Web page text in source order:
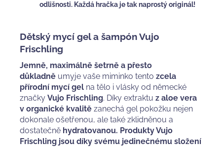
odlišnosti. Každá hračka je tak naprostý originál!
Dětský mycí gel a šampón Vujo
Frischling
Jemně, maximálně šetrně a přesto
důkladně umyje vaše miminko tento zcela
přírodní mycí gel na tělo i vlásky od německé
značky Vujo Frischling. Díky extraktu z aloe vera
v organické kvalitě zanechá gel pokožku nejen
dokonale ošetřenou, ale také zklidněnou a
dostatečně hydratovanou. Produkty Vujo
Frischling jsou díky svému jedinečnému složení